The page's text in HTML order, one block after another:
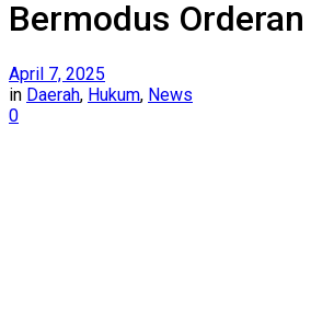
Bermodus
April 7, 2025
in Daerah, Hukum, News
0